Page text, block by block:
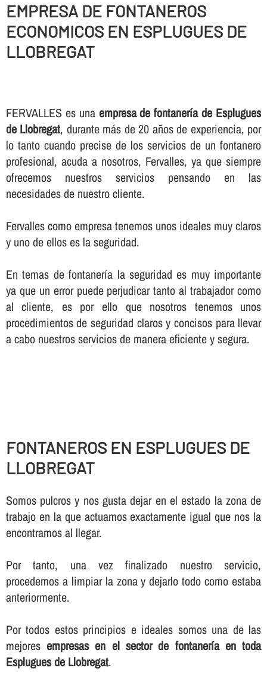
EMPRESA DE FONTANEROS
ECONOMICOS EN ESPLUGUES DE
LLOBREGAT
FERVALLES es una empresa de fontanerí­a de Esplugues
de Llobregat, durante más de 20 años de experiencia, por
lo tanto cuando precise de los servicios de un fontanero
profesional, acuda a nosotros, Fervalles, ya que siempre
ofrecemos nuestros servicios pensando en las
necesidades de nuestro cliente.
Fervalles como empresa tenemos unos ideales muy claros
y uno de ellos es la seguridad.
En temas de fontanerí­a la seguridad es muy importante
ya que un error puede perjudicar tanto al trabajador como
al cliente, es por ello que nosotros tenemos unos
procedimientos de seguridad claros y concisos para llevar
a cabo nuestros servicios de manera eficiente y segura.
FONTANEROS EN ESPLUGUES DE
LLOBREGAT
Somos pulcros y nos gusta dejar en el estado la zona de
trabajo en la que actuamos exactamente igual que nos la
encontramos al llegar.
Por tanto, una vez finalizado nuestro servicio,
procedemos a limpiar la zona y dejarlo todo como estaba
anteriormente.
Por todos estos principios e ideales somos una de las
mejoresempresas en el sector de fontanerí­a en toda
Esplugues de Llobregat.